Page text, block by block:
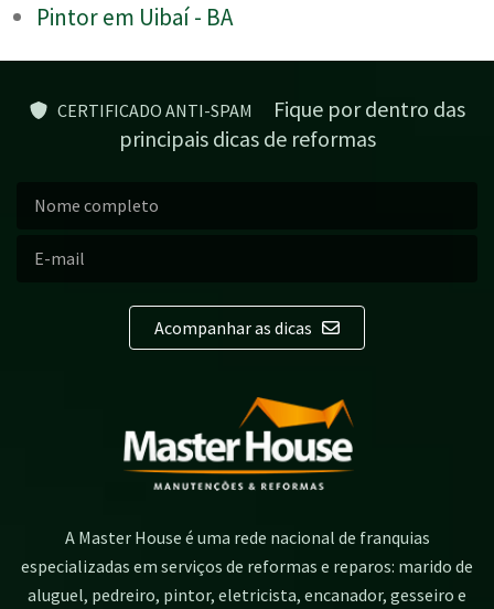
Pintor em Uibaí - BA
CERTIFICADO ANTI-SPAM
Fique por dentro das
principais dicas de reformas
Acompanhar as dicas
A Master House é uma rede nacional de franquias
especializadas em serviços de reformas e reparos: marido de
aluguel, pedreiro, pintor, eletricista, encanador, gesseiro e